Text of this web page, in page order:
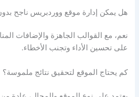
هل يمكن إدارة موقع ووردبريس ناجح
نعم، مع القوالب الجاهزة والإضافات
على تحسين الأداء وتجنب الأخطاء.
كم يحتاج الموقع لتحقيق نتائج ملموسة؟